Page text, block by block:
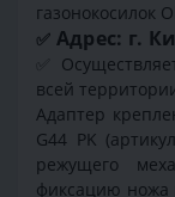
газонокосилок
✅ Адрес: г.
всей
Адаптер
G44 PK
режущего
фиксацию ножа